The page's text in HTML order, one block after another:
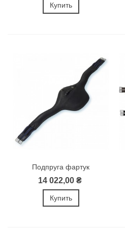
Купить
Подпруга фартук
"Contours"
14 022,00 ₴
Купить